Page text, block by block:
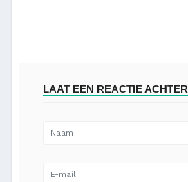
LAAT EEN REACTIE ACHTER